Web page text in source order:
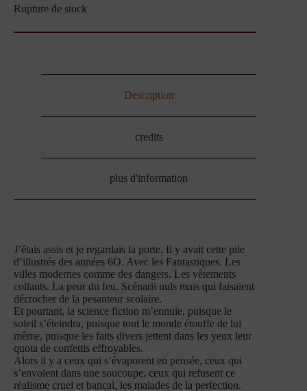
Rupture de stock
Description
credits
plus d'information
J’étais assis et je regardais la porte. Il y avait cette pile
d’illustrés des années 6O. Avec les Fantastiques. Les
villes modernes comme des dangers. Les vêtements
collants. La peur du feu. Scénarii nuls mais qui faisaient
décrocher de la pesanteur scolaire.
Et pourtant, la science fiction m’ennuie, puisque le
soleil s’éteindra, puisque tout le monde étouffe de lui
même, puisque les faits divers jettent dans les yeux leur
quota de confettis effroyables.
Alors il y a ceux qui s’évaporent en pensée, ceux qui
s’envolent dans une soucoupe, ceux qui refusent ce
réalisme cruel et bancal, les malades de la perfection.